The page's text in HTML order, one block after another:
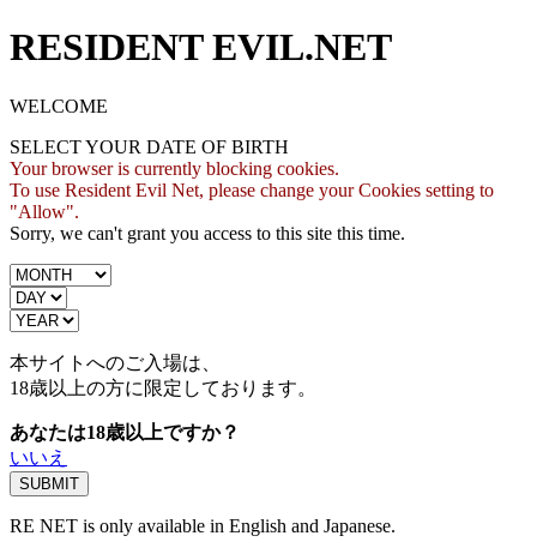
RESIDENT EVIL.NET
WELCOME
SELECT YOUR DATE OF BIRTH
Your browser is currently blocking cookies.
To use Resident Evil Net, please change your Cookies setting to
"Allow".
Sorry, we can't grant you access to this site this time.
本サイトへのご入場は、
18歳以上の方に限定しております。
あなたは18歳以上ですか？
いいえ
RE NET is only available in English and Japanese.